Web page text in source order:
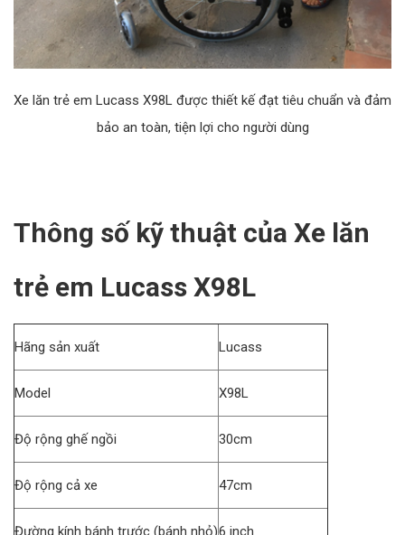
Xe lăn trẻ em Lucass X98L được thiết kế đạt tiêu chuẩn và đảm
bảo an toàn, tiện lợi cho người dùng
Thông số kỹ thuật của Xe lăn
trẻ em Lucass X98L
Hãng sản xuất Lucass
Model X98L
Độ rộng ghế ngồi 30cm
Độ rộng cả xe 47cm
Đường kính bánh trước (bánh nhỏ)6 inch